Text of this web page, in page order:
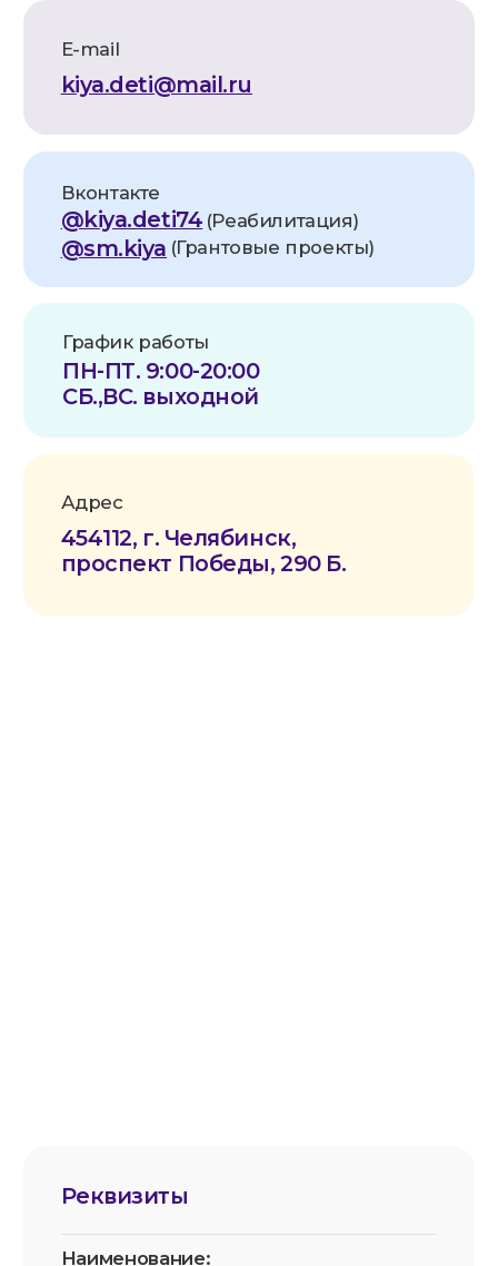
Челябинское отделение
40703810172710000052
ОГРН:
КПП:
Телефон/факс:
8 (351) 21-44-222
454112, Челябинск, Пр. Победы 290
Юридический адрес:
помещ.1
Наименование:
АНО по оказанию
медицинской и реабилитационной
помощи «Служба милосердия «КИЯ»
Реквизиты
Условия безопасности оплаты
Политика конфиденциальности
Согласие на обработку данных